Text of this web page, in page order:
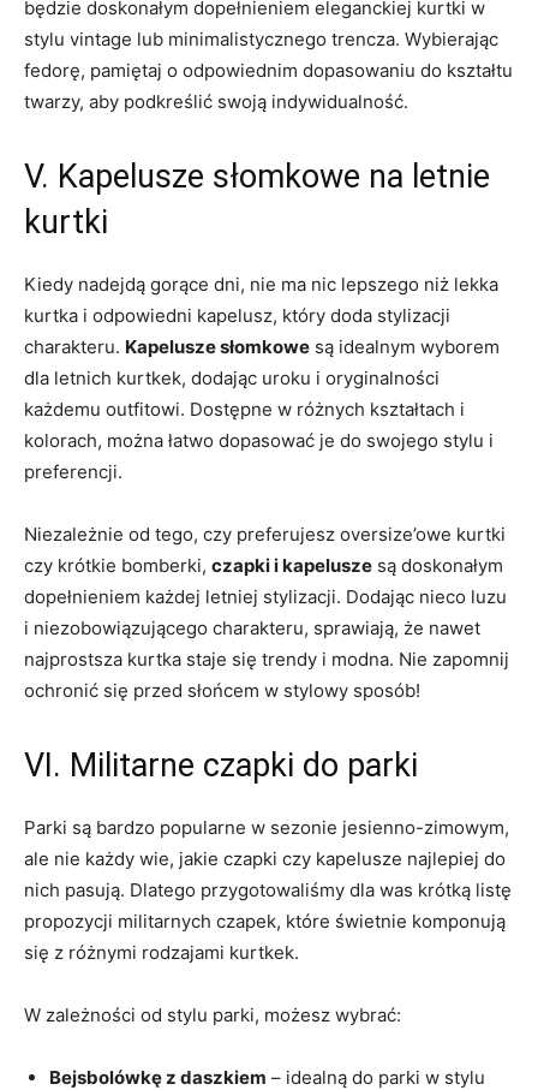
⁣będzie doskonałym dopełnieniem⁢ eleganckiej⁢ kurtki w
stylu vintage lub⁤ minimalistycznego trencza.⁢ Wybierając
fedorę, ⁣pamiętaj o‍ odpowiednim dopasowaniu do kształtu
twarzy, aby podkreślić​ swoją indywidualność.
V. ‍Kapelusze słomkowe na letnie
kurtki
Kiedy⁣ nadejdą ‍gorące​ dni, nie ‌ma nic lepszego‍ niż lekka
kurtka i⁤ odpowiedni kapelusz, który‌ doda stylizacji
charakteru. Kapelusze słomkowe są idealnym wyborem
dla ⁣letnich kurtkek, dodając uroku i oryginalności
każdemu outfitowi.⁢ Dostępne w⁢ różnych kształtach i
‍kolorach, ‌można łatwo dopasować‍ je do swojego stylu ‌i
preferencji.
Niezależnie ⁢od tego, czy preferujesz ⁤oversize’owe ⁢kurtki
‍czy krótkie bomberki, czapki i kapelusze są doskonałym
dopełnieniem każdej ​letniej ⁣stylizacji. Dodając ​nieco luzu
i niezobowiązującego charakteru, sprawiają, że nawet
najprostsza kurtka ​staje​ się trendy i modna. ‍Nie zapomnij
ochronić się ⁤przed słońcem ‌w⁣ stylowy sposób!
VI. Militarne czapki do ‍parki
Parki⁢ są bardzo popularne w ⁣sezonie jesienno-zimowym,
ale nie każdy⁣ wie,⁢ jakie czapki czy kapelusze ​najlepiej do⁣
nich pasują. Dlatego przygotowaliśmy ⁢dla was krótką listę
propozycji militarnych czapek, które ⁤świetnie komponują
się ‍z ⁤różnymi‌ rodzajami kurtkek.
W zależności od stylu⁢ parki, możesz wybrać:
Bejsbolówkę z daszkiem – idealną do parki ​w stylu